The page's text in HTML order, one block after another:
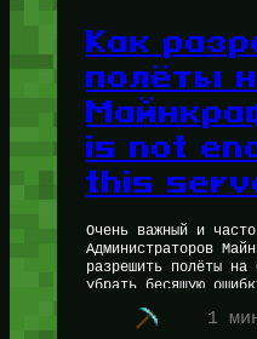
Как
полёты
is not
this
Очень важный и
Администраторов
разрешить полёты на
убрать бесящую
enabled on this
1